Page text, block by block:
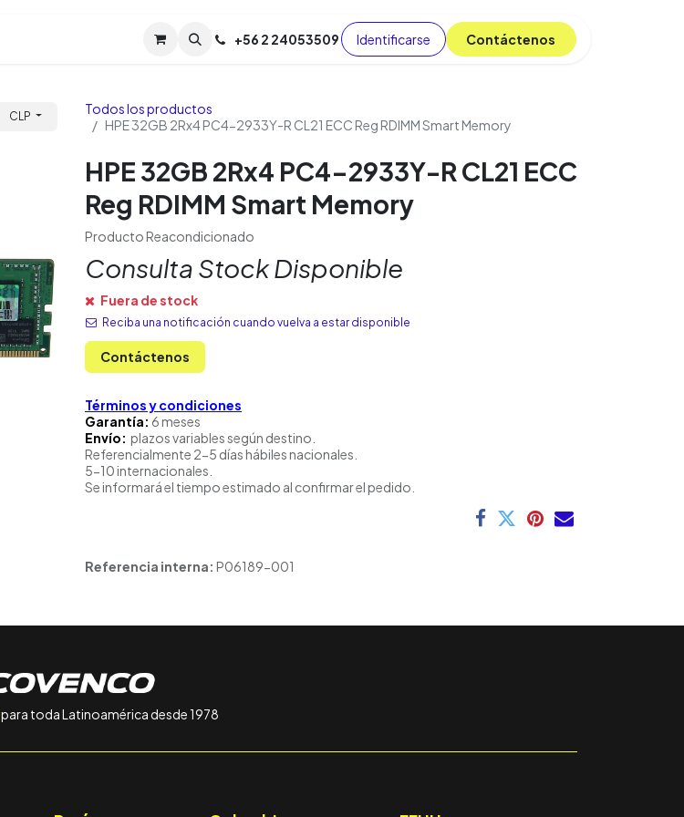
Soporte TPM (CL) Tienda Cursos Blog
+56 2 24053509 Identificarse C​​​​ont​​​​áct​​​​​​en​​​​​​os
CLP
Todos los productos
HPE 32GB 2Rx4 PC4-2933Y-R CL21 ECC Reg RDIMM Smart Memory
HPE 32GB 2Rx4 PC4-2933Y-R CL21 ECC
Reg RDIMM Smart Memory
Producto Reacondicionado
Consulta Stock Disponible
Fuera de stock
Reciba una notificación cuando vuelva a estar disponible
Contáctenos
Términos y condiciones
Garantía: 6 meses
Envío: plazos variables según destino.
Referencialmente 2-5 días hábiles nacionales.
5-10 internacionales.
Se informará el tiempo estimado al confirmar el pedido.
Referencia interna: P06189-001
para toda Latinoamérica desde 1978